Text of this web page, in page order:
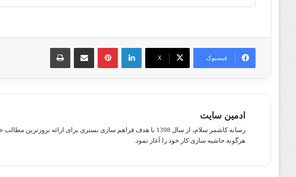
فیسبوک X
لینکدین پینترستاشتراک گذاری از طریق ایمیل چاپ
ادمین سایت
رسانه کاشمر سلام، از سال 1398 با هدف فراهم سازی بستری برای ارائه
هرگونه حاشیه سازی کار خود را آغاز نمود.